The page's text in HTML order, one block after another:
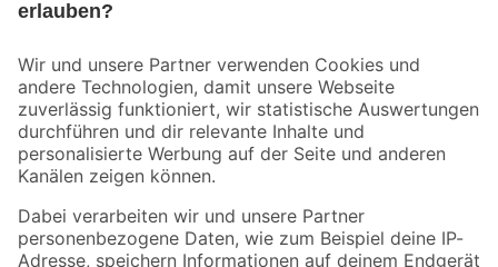
Der toom Newsletter: Keine Angebote und Aktionen mehr verpassen!
Zur Newsletter Anmeldung
Folge uns